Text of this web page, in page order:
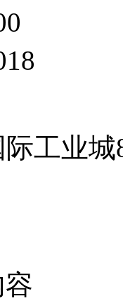
工业城